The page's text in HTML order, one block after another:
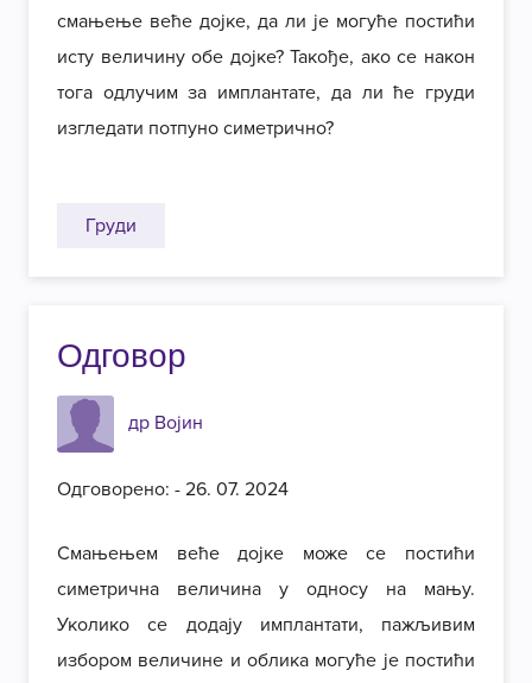
смањење веће дојке, да ли је могуће постићи
исту величину обе дојке? Такође, ако се након
тога одлучим за имплантате, да ли ће груди
изгледати потпуно симетрично?
Груди
Одговор
др Војин
Одговорено: - 26. 07. 2024
Смањењем веће дојке може се постићи
симетрична величина у односу на мању.
Уколико се додају имплантати, пажљивим
избором величине и облика могуће је постићи